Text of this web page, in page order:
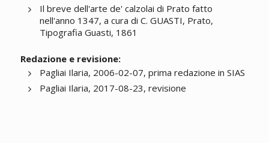
Il breve dell'arte de' calzolai di Prato fatto
nell'anno 1347, a cura di C. GUASTI, Prato,
Tipografia Guasti, 1861
Redazione e revisione:
Pagliai Ilaria, 2006-02-07, prima redazione in SIAS
Pagliai Ilaria, 2017-08-23, revisione